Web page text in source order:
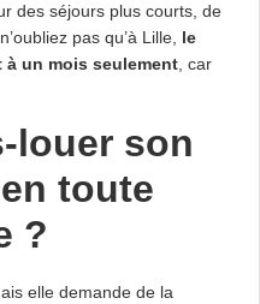
des séjours plus courts, de
pas qu’à Lille, le
un mois seulement, car
louer son
toute
?
elle demande de la